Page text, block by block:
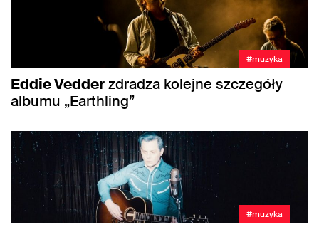
#muzyka
Eddie Vedderzdradza kolejne szczegóły
albumu „Earthling”
#muzyka